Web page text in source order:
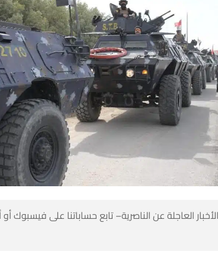
العاجلة عن الناصرية– تابع حساباتنا على فيسبوك